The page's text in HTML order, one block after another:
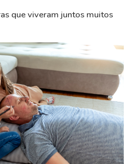
que viveram juntos muitos